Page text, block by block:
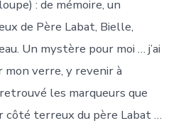
: de mémoire, un
de Père Labat, Bielle,
Un mystère pour moi … j’ai
verre, y revenir à
les marqueurs que
côté terreux du père Labat …